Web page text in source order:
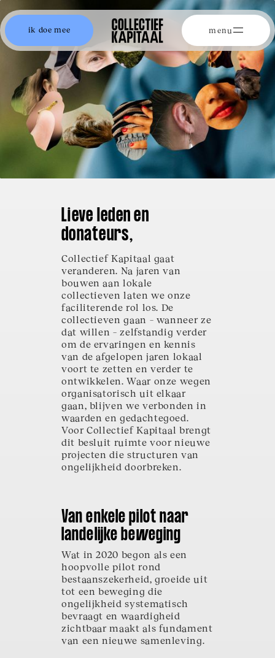
ik doe mee menu
Lieve leden en
donateurs,
Collectief Kapitaal gaat
veranderen. Na jaren van
bouwen aan lokale
collectieven laten we onze
faciliterende rol los. De
collectieven gaan – wanneer ze
dat willen – zelfstandig verder
om de ervaringen en kennis
van de afgelopen jaren lokaal
voort te zetten en verder te
ontwikkelen. Waar onze wegen
organisatorisch uit elkaar
gaan, blijven we verbonden in
waarden en gedachtegoed.
Voor Collectief Kapitaal brengt
dit besluit ruimte voor nieuwe
projecten die structuren van
ongelijkheid doorbreken.
Van enkele pilot naar
landelijke beweging
Wat in 2020 begon als een
hoopvolle pilot rond
bestaanszekerheid, groeide uit
tot een beweging die
ongelijkheid systematisch
bevraagt en waardigheid
zichtbaar maakt als fundament
van een nieuwe samenleving.